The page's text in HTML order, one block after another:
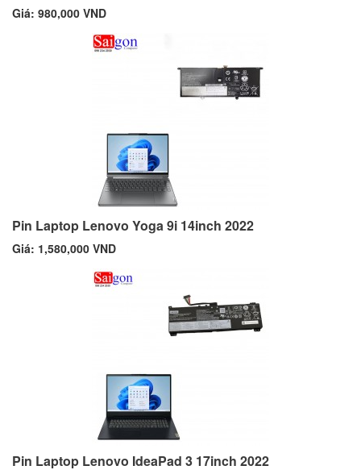
Giá: 980,000 VND
Pin Laptop Lenovo Yoga 9i 14inch 2022
Giá: 1,580,000 VND
Pin Laptop Lenovo IdeaPad 3 17inch 2022